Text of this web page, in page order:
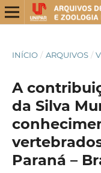
INÍCIO / ARQUIVOS /
A
da Silva
Paraná –